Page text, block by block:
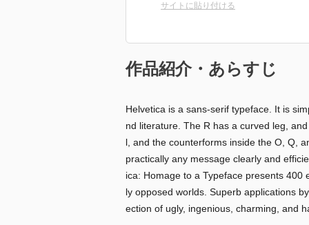
サイトに貼り付ける
作品紹介・あらすじ
Helvetica is a sans-serif typeface. It is
nd literature. The R has a curved leg,
l, and the counterforms inside the O, Q,
practically any message clearly and
ica: Homage to a Typeface presents
ly opposed worlds. Superb applications
ection of ugly, ingenious, charming, and